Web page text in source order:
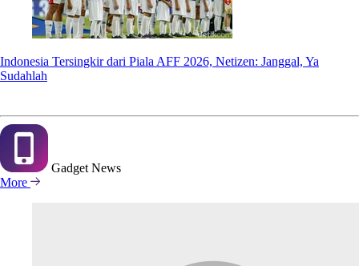
Indonesia Tersingkir dari Piala AFF 2026, Netizen: Janggal, Ya
Sudahlah
Gadget News
More